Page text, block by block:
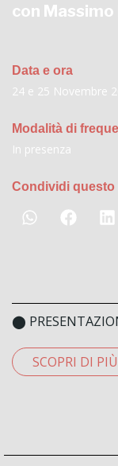
con
Data e ora
24 e 25 Novembre
Modalità di
In presenza
Condividi questo
⬤
SCOPRI DI PIÙ